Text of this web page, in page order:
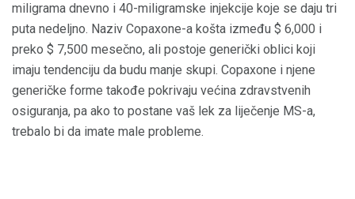
miligrama dnevno i 40-miligramske injekcije koje se daju tri
puta nedeljno. Naziv Copaxone-a košta između $ 6,000 i
preko $ 7,500 mesečno, ali postoje generički oblici koji
imaju tendenciju da budu manje skupi. Copaxone i njene
generičke forme takođe pokrivaju većina zdravstvenih
osiguranja, pa ako to postane vaš lek za liječenje MS-a,
trebalo bi da imate male probleme.